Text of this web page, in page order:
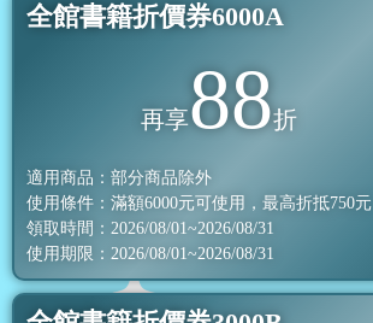
全館書籍折價券6000A
再享88折
適用商品：部分商品除外
使用條件：滿額6000元可使用，最高折抵750元
領取時間：2026/08/01~2026/08/31
使用期限：2026/08/01~2026/08/31